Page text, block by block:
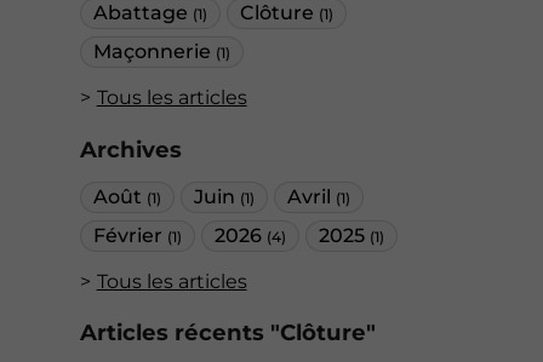
Abattage (1) Clôture (1)
Maçonnerie (1)
Tous les articles
Archives
Août (1) Juin (1) Avril (1)
Février (1) 2026 (4) 2025 (1)
Tous les articles
Articles récents "Clôture"